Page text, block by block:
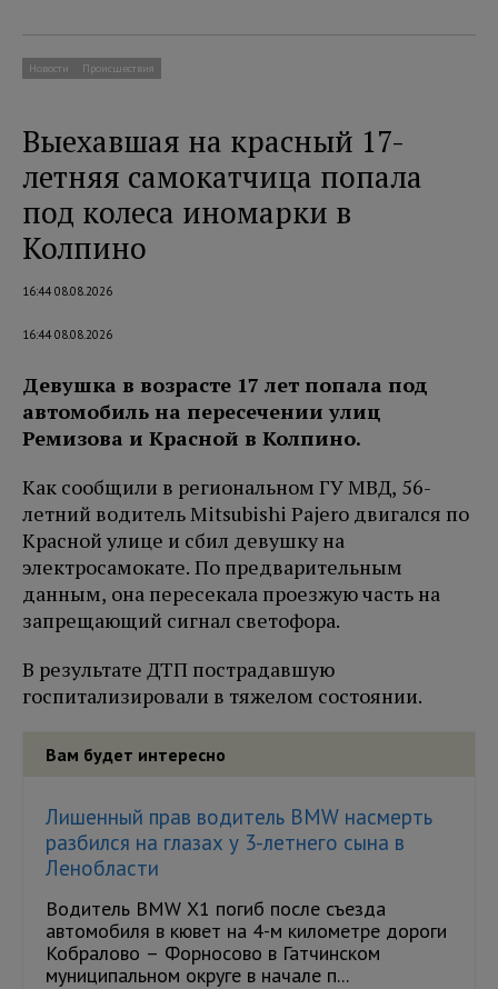
Новости Происшествия
Выехавшая на красный 17-
летняя самокатчица попала
под колеса иномарки в
Колпино
16:44 08.08.2026
16:44 08.08.2026
Девушка в возрасте 17 лет попала под
автомобиль на пересечении улиц
Ремизова и Красной в Колпино.
Как сообщили в региональном ГУ МВД, 56-
летний водитель Mitsubishi Pajero двигался по
Красной улице и сбил девушку на
электросамокате. По предварительным
данным, она пересекала проезжую часть на
запрещающий сигнал светофора.
В результате ДТП пострадавшую
госпитализировали в тяжелом состоянии.
Вам будет интересно
Лишенный прав водитель BMW насмерть
разбился на глазах у 3-летнего сына в
Ленобласти
Водитель BMW X1 погиб после съезда
автомобиля в кювет на 4-м километре дороги
Кобралово – Форносово в Гатчинском
муниципальном округе в начале п...